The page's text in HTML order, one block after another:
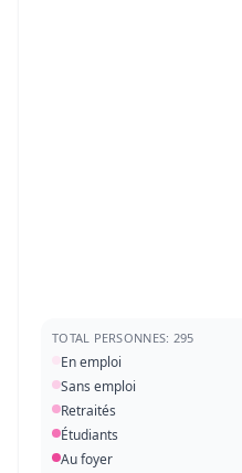
TOTAL PERSONNES: 295
En emploi
Sans emploi
Retraités
Étudiants
Au foyer